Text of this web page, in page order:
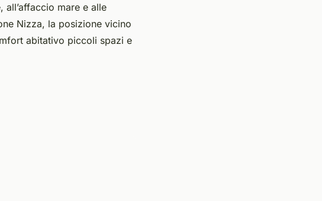
mare e alle
Nizza, la posizione vicino
abitativo piccoli spazi e